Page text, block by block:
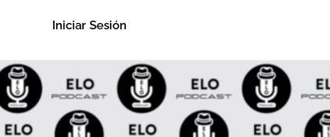
Iniciar Sesión